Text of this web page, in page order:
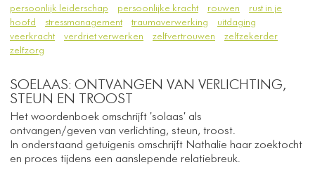
persoonlijk leiderschap
persoonlijke kracht rouwen
rust in je
hoofd
stressmanagement traumaverwerking
uitdaging
veerkracht
verdriet verwerken zelfvertrouwen
zelfzekerder
zelfzorg
SOELAAS: ONTVANGEN VAN VERLICHTING,
STEUN EN TROOST
Het woordenboek omschrijft 'solaas' als
ontvangen/geven van verlichting, steun, troost.
In onderstaand getuigenis omschrijft Nathalie haar zoektocht
en proces tijdens een aanslepende relatiebreuk.